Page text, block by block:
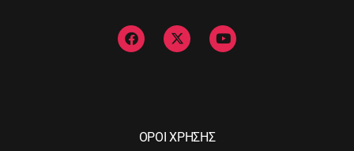
ΟΡΟΙ ΧΡΗΣΗΣ